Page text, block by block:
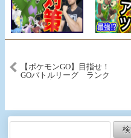
【ポケモンGO】目指せ！
GOバトルリーグ ランク